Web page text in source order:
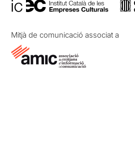
Mitjà de comunicació associat a